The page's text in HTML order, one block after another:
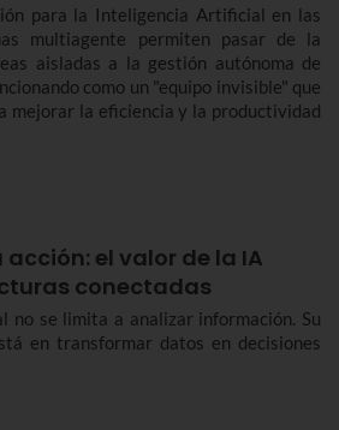
para la Inteligencia Artificial en las
multiagente permiten pasar de la
aisladas a la gestión autónoma de
como un "equipo invisible" que
mejorar la eficiencia y la productividad
el valor de la IA
conectadas
no se limita a analizar información. Su
en transformar datos en decisiones